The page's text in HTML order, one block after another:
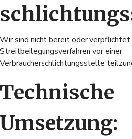
Wir sind nicht bereit oder verpflichtet,
Streitbeilegungsverfahren vor einer
Verbraucherschlichtungsstelle
Technische
Umsetzung: